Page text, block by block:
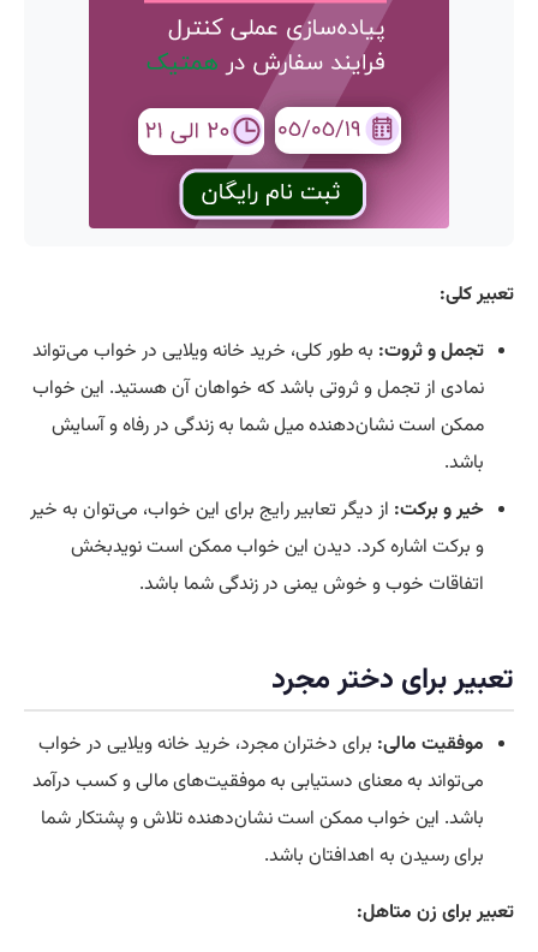
تعبیر کلی:
تجمل و ثروت: به طور کلی، خرید خانه ویلایی در خواب می‌تواند
نمادی از تجمل و ثروتی باشد که خواهان آن هستید. این خواب
ممکن است نشان‌دهنده میل شما به زندگی در رفاه و آسایش
باشد.
خیر و برکت: از دیگر تعابیر رایج برای این خواب، می‌توان به خیر
و برکت اشاره کرد. دیدن این خواب ممکن است نویدبخش
اتفاقات خوب و خوش یمنی در زندگی شما باشد.
تعبیر برای دختر مجرد
موفقیت مالی: برای دختران مجرد، خرید خانه ویلایی در خواب
می‌تواند به معنای دستیابی به موفقیت‌های مالی و کسب درآمد
باشد. این خواب ممکن است نشان‌دهنده تلاش و پشتکار شما
برای رسیدن به اهدافتان باشد.
تعبیر برای زن متاهل: